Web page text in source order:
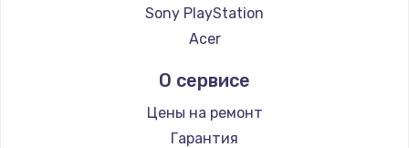
Заказать
900 руб.
Заказать
Sony PlayStation
Acer
О сервисе
Цены на ремонт
Гарантия